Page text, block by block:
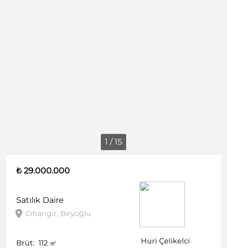
1 / 15
₺ 29.000.000
Satılık Daire
Cihangir, Beyoğlu
Brüt: 112 ㎡
Huri Çelikelci